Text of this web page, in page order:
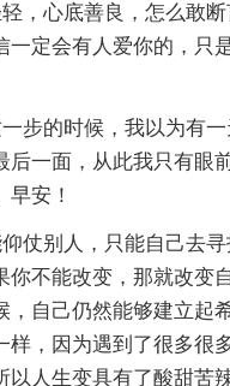
，心底善良，怎么敢
一定会有人爱你的，只
步的时候，我以为有一
后一面，从此我只有眼
早安！
仗别人，只能自己去
你不能改变，那就改变
，自己仍然能够建立起
样，因为遇到了很多很
以人生变具有了酸甜苦